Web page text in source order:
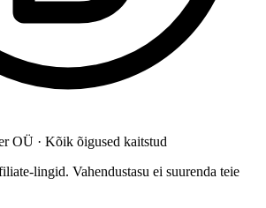
OÜ · Kõik õigused kaitstud
lingid. Vahendustasu ei suurenda teie